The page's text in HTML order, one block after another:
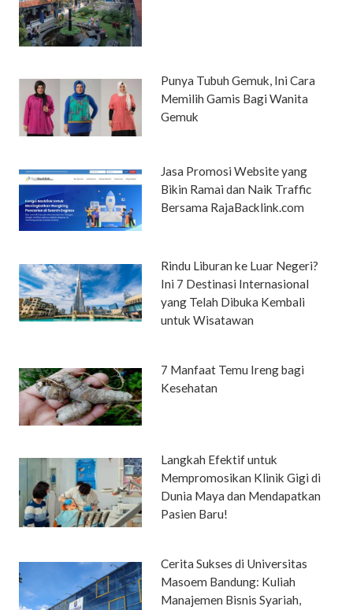
Punya Tubuh Gemuk, Ini Cara
Memilih Gamis Bagi Wanita
Gemuk
Jasa Promosi Website yang
Bikin Ramai dan Naik Traffic
Bersama RajaBacklink.com
Rindu Liburan ke Luar Negeri?
Ini 7 Destinasi Internasional
yang Telah Dibuka Kembali
untuk Wisatawan
7 Manfaat Temu Ireng bagi
Kesehatan
Langkah Efektif untuk
Mempromosikan Klinik Gigi di
Dunia Maya dan Mendapatkan
Pasien Baru!
Cerita Sukses di Universitas
Masoem Bandung: Kuliah
Manajemen Bisnis Syariah,